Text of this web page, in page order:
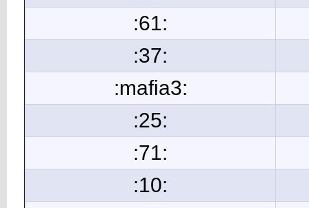
:61:
:37:
:mafia3:
:25:
:71:
:10: